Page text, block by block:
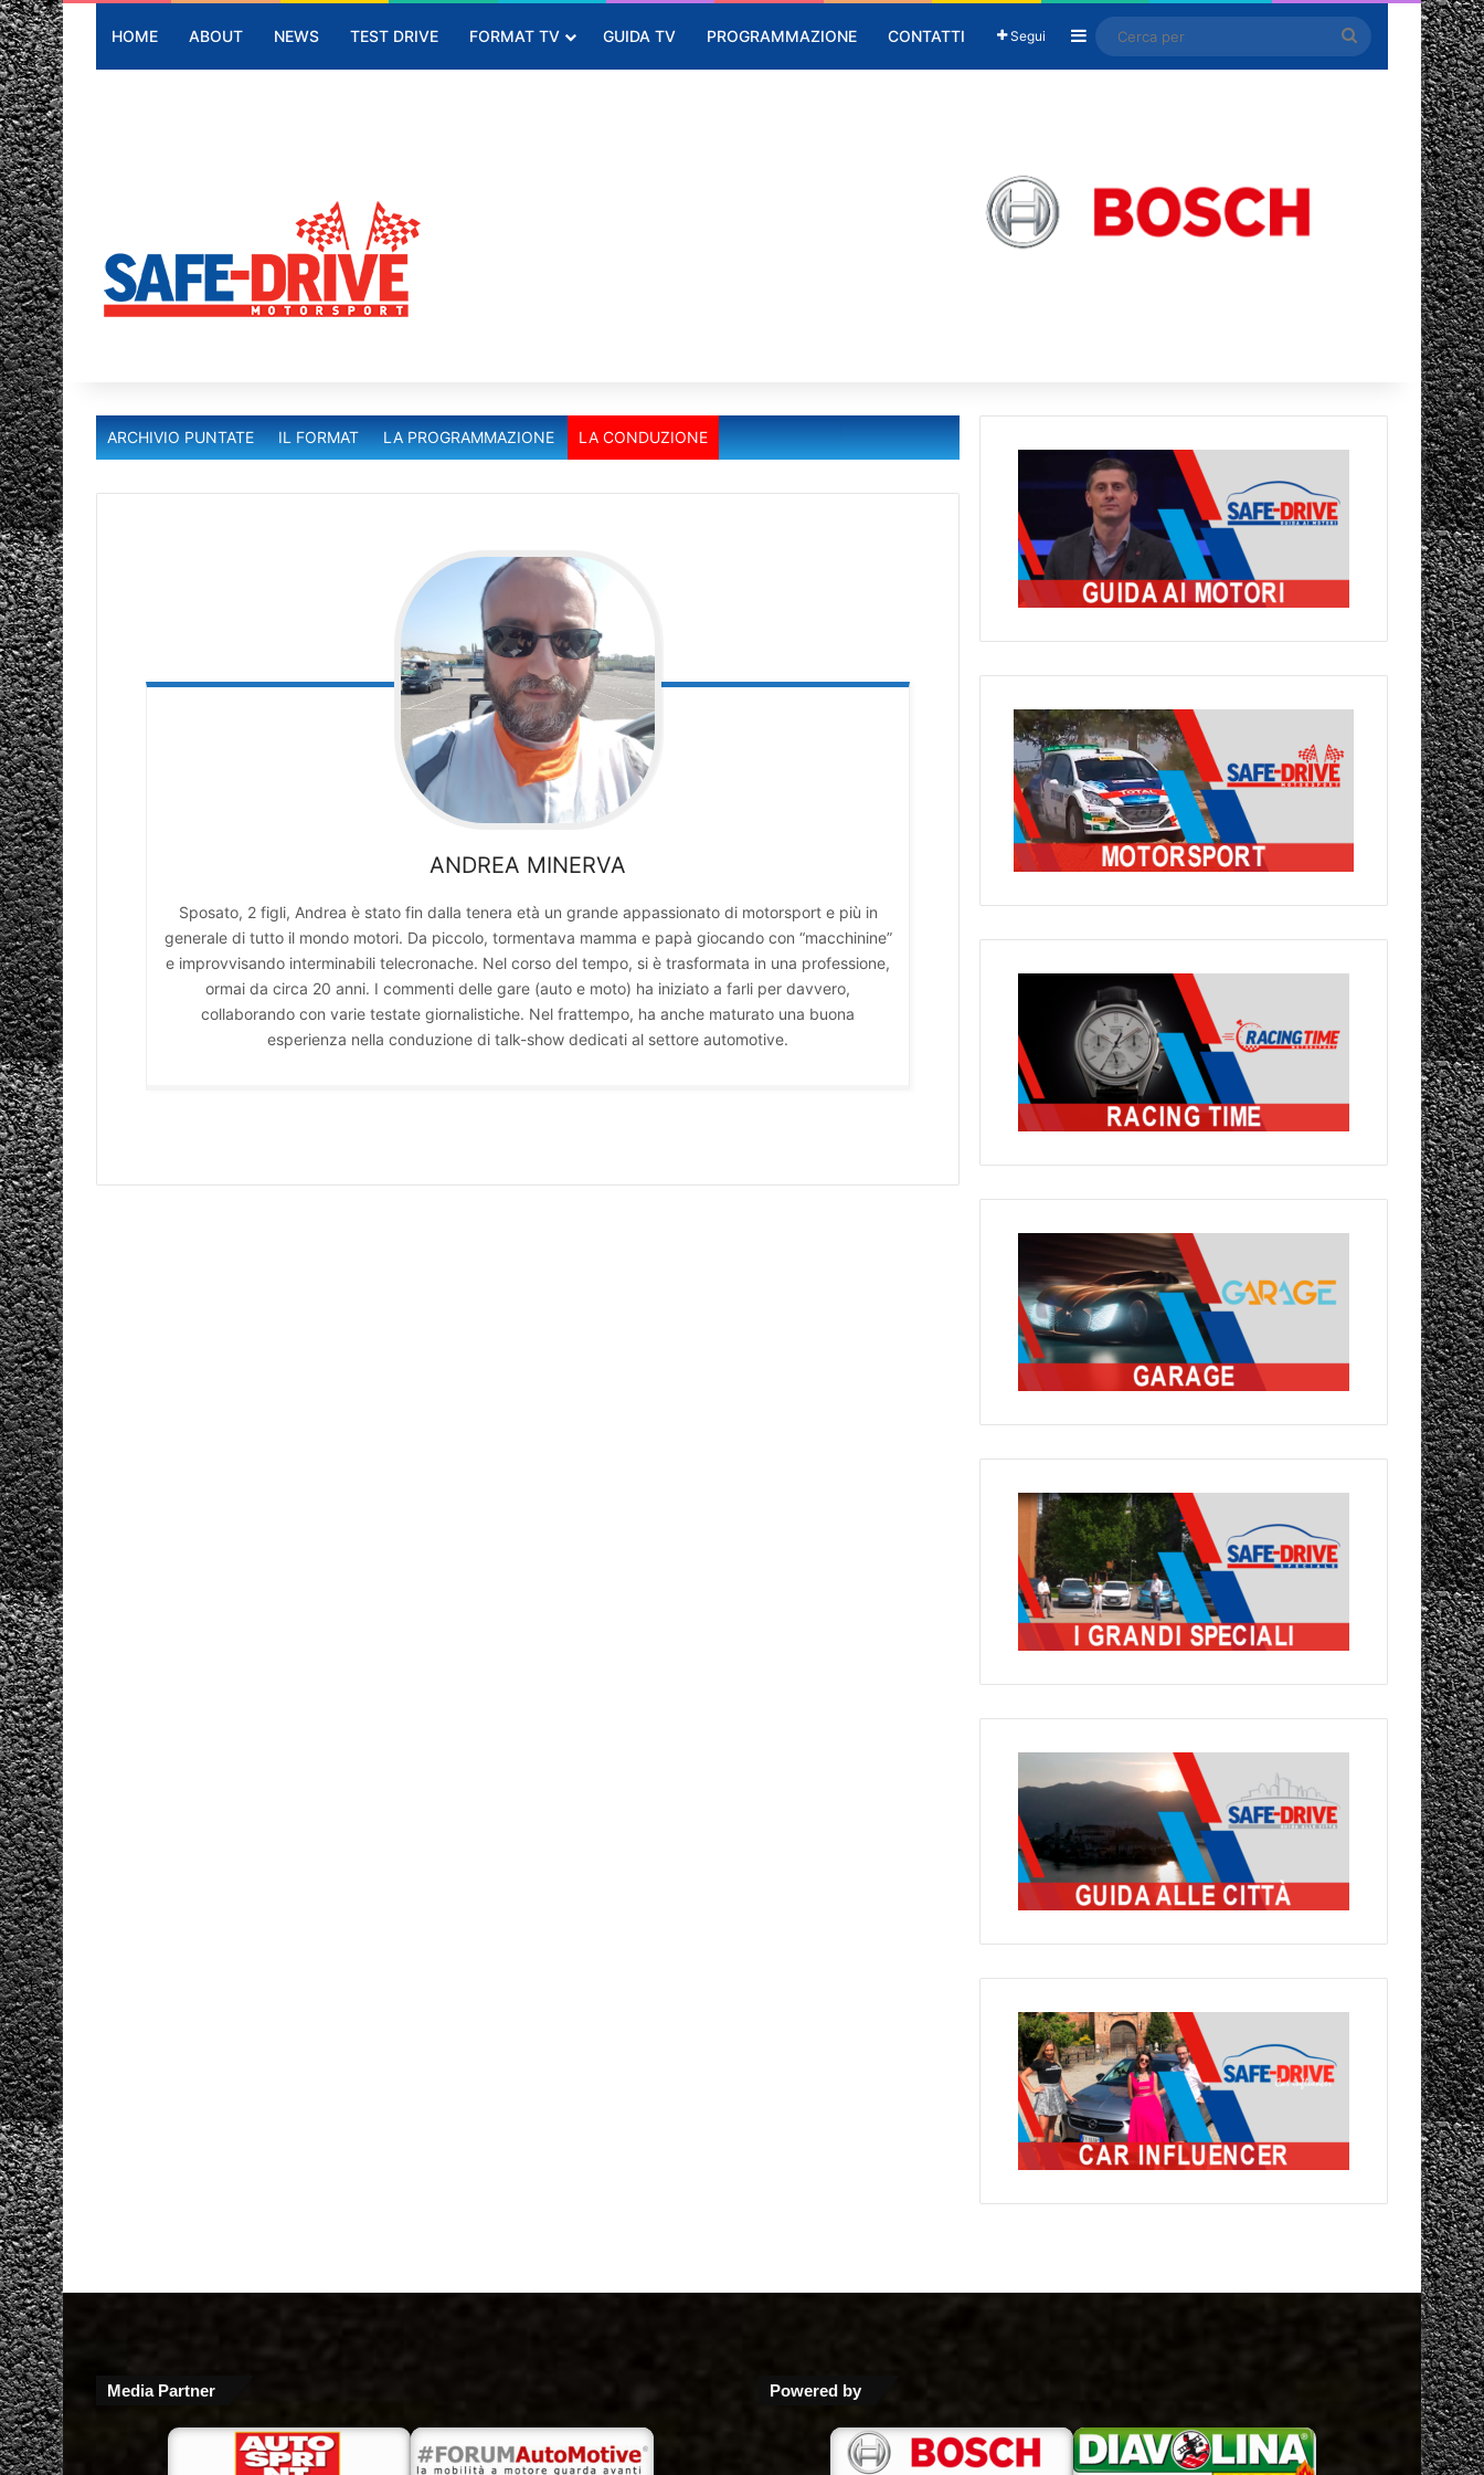
HOME ABOUT NEWS TEST DRIVE FORMAT TV GUIDA TV PROGRAMMAZIONE CONTATTI Segui Barra laterale
per
ARCHIVIO PUNTATE IL FORMAT LA PROGRAMMAZIONE LA CONDUZIONE
ANDREA MINERVA
Sposato, 2 figli, Andrea è stato fin dalla tenera età un grande appassionato di motorsport e più in
generale di tutto il mondo motori. Da piccolo, tormentava mamma e papà giocando con “macchinine”
e improvvisando interminabili telecronache. Nel corso del tempo, si è trasformata in una professione,
ormai da circa 20 anni. I commenti delle gare (auto e moto) ha iniziato a farli per davvero,
collaborando con varie testate giornalistiche. Nel frattempo, ha anche maturato una buona
esperienza nella conduzione di talk-show dedicati al settore automotive.
Media Partner Powered by